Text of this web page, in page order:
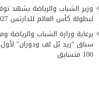
وزير الشباب والرياضة يشهد
لبطولة كأس العالم للدارتس 2027
برعاية وزارة الشباب والرياضة
سباق “ريد بُل لف ودوران”
100 متسابق